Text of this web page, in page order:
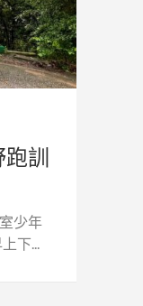
訓
少年
下...